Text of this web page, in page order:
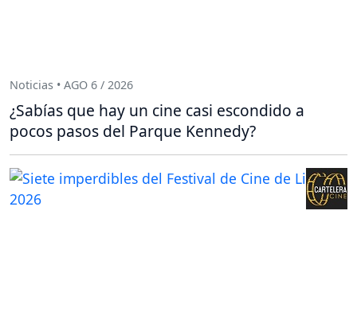
Noticias • AGO 6 / 2026
¿Sabías que hay un cine casi escondido a
pocos pasos del Parque Kennedy?